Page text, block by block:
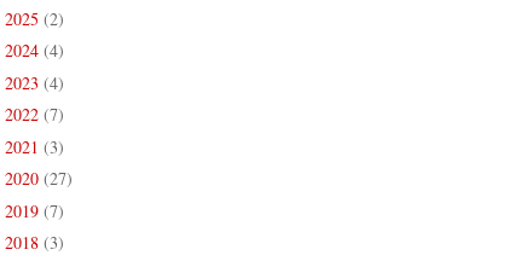
2025 (2)
2024 (4)
2023 (4)
2022 (7)
2021 (3)
2020 (27)
2019 (7)
2018 (3)